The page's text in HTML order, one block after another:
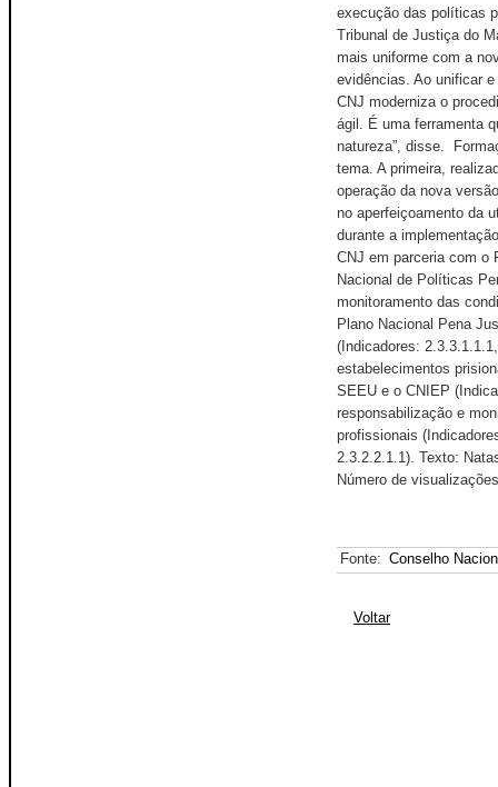
execução das políticas
Tribunal de Justiça do
mais uniforme com a
evidências. Ao unificar
CNJ moderniza o
ágil. É uma ferramenta
natureza”, disse.
tema. A primeira,
operação da nova
no aperfeiçoamento da
durante a
CNJ em parceria com o
Nacional de Políticas
monitoramento das
Plano Nacional Pena
(Indicadores:
estabelecimentos
SEEU e o CNIEP
responsabilização e
profissionais
2.3.2.2.1.1). Texto:
Número de
Fonte: Conselho
Voltar